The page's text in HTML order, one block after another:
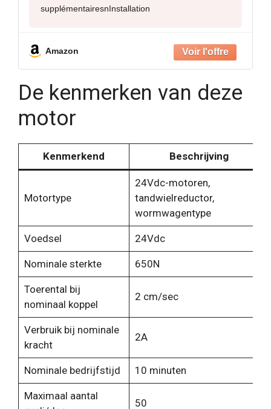
supplémentairesnInstallation
Amazon
De kenmerken van deze
motor
Kenmerkend Beschrijving
Motortype
24Vdc-motoren,
tandwielreductor,
wormwagentype
Voedsel 24Vdc
Nominale sterkte 650N
Toerental bij
nominaal koppel
2 cm/sec
Verbruik bij nominale
kracht
2A
Nominale bedrijfstijd 10 minuten
Maximaal aantal
50